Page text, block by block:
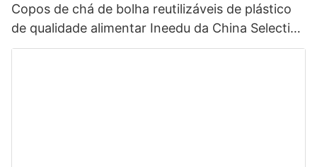
Copos de chá de bolha reutilizáveis ​​de plástico
de qualidade alimentar Ineedu da China Selection
com canudo grosso de 14 mm